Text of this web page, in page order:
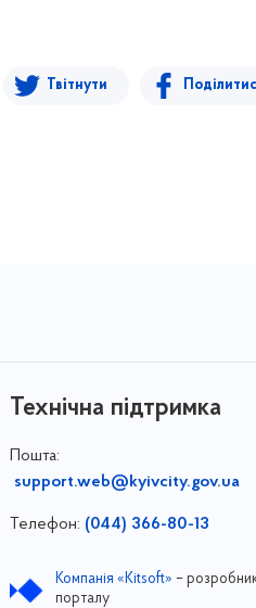
Твітнути
Технічна підтримка
Пошта:
support.web@kyivcity.gov.ua
Телефон: (044) 366-80-13
Компанія «Kitsoft» –
порталу